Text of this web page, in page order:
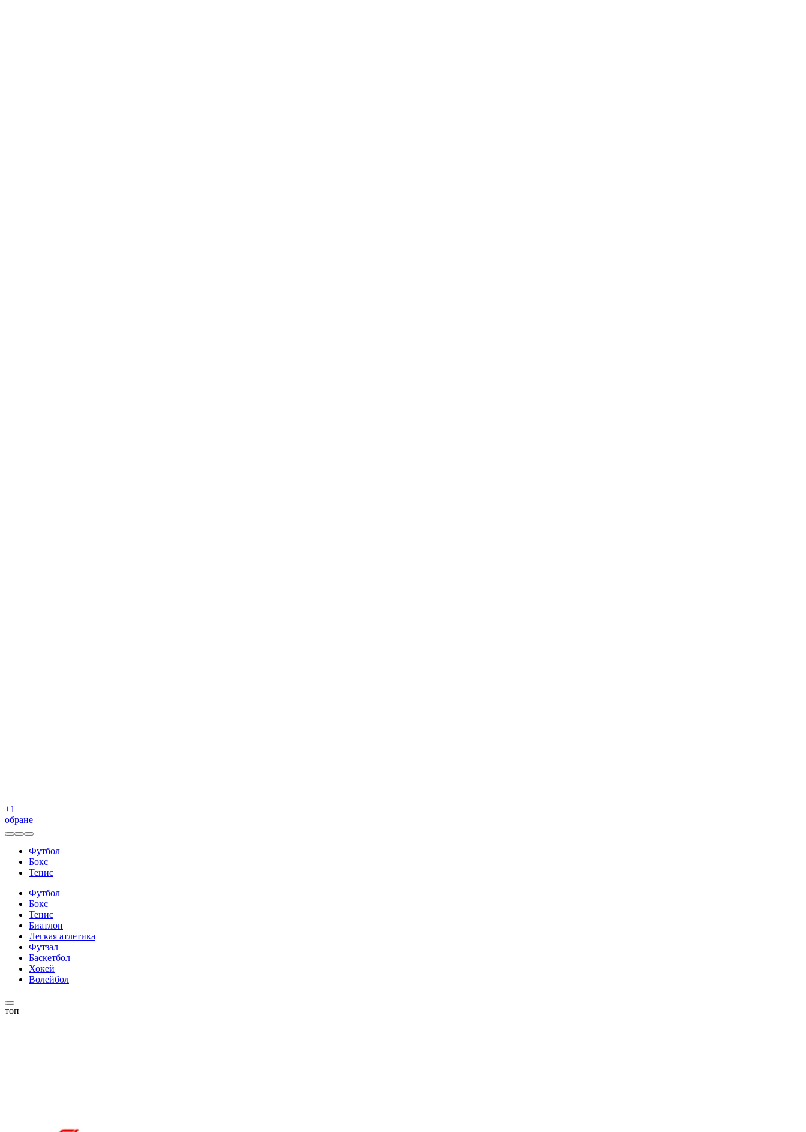
+1
обране
Футбол
Бокс
Тенис
Футбол
Бокс
Тенис
Биатлон
Легкая атлетика
Футзал
Баскетбол
Хокей
Волейбол
топ